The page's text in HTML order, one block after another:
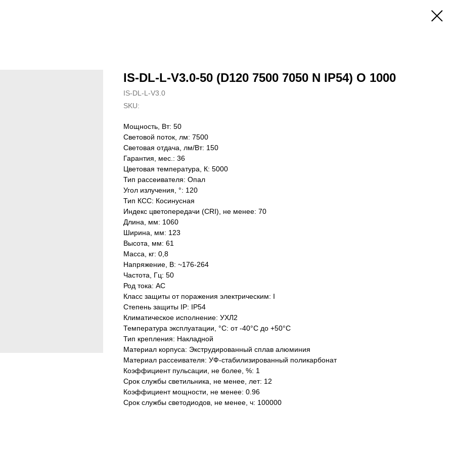
IS-DL-L-V3.0-50 (D120 7500 7050 N IP54) O 1000
IS-DL-L-V3.0
SKU:
Мощность, Вт: 50
Световой поток, лм: 7500
Световая отдача, лм/Вт: 150
Гарантия, мес.: 36
Цветовая температура, К: 5000
Тип рассеивателя: Опал
Угол излучения, °: 120
Тип КСС: Косинусная
Индекс цветопередачи (CRI), не менее: 70
Длина, мм: 1060
Ширина, мм: 123
Высота, мм: 61
Масса, кг: 0,8
Напряжение, В: ~176-264
Частота, Гц: 50
Род тока: AC
Класс защиты от поражения электрическим: I
Степень защиты IP: IP54
Климатическое исполнение: УХЛ2
Температура эксплуатации, °С: от -40°C до +50°C
Тип крепления: Накладной
Материал корпуса: Экструдированный сплав алюминия
Материал рассеивателя: УФ-стабилизированный поликарбонат
Коэффициент пульсации, не более, %: 1
Срок службы светильника, не менее, лет: 12
Коэффициент мощности, не менее: 0.96
Срок службы светодиодов, не менее, ч: 100000